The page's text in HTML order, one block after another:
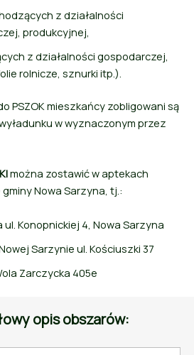
z działalności
produkcyjnej,
z działalności gospodarczej,
rolnicze, sznurki itp.).
PSZOK mieszkańcy zobligowani są
w wyznaczonym przez
można zostawić w aptekach
Nowa Sarzyna, tj.:
Konopnickiej 4, Nowa Sarzyna
Sarzynie ul. Kościuszki 37
Zarczycka 405e
opis obszarów: